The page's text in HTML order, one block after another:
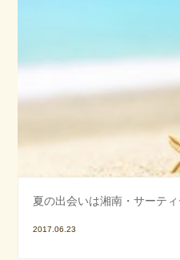
夏の出会いは湘南・サーテ
2017.06.23